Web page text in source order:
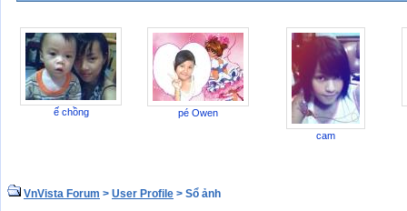
ế chồng pé Owen
cam
VnVista Forum > User Profile > Sổ ảnh